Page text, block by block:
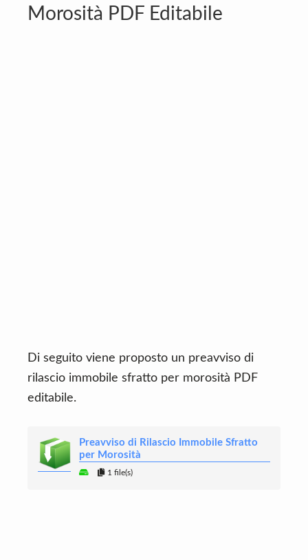
Morosità PDF Editabile
Di seguito viene proposto un preavviso di
rilascio immobile sfratto per morosità PDF
editabile.
Preavviso di Rilascio Immobile Sfratto
per Morosità
1 file(s)